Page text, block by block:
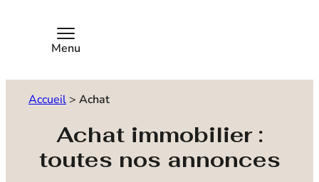
Menu
Accueil > Achat
Achat immobilier :
toutes nos annonces